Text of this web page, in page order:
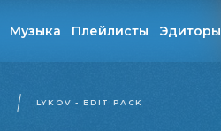
Музыка Плейлисты Эдиторы
LYKOV - EDIT PACK